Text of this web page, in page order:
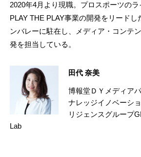
2020年4月より現職。プロスポーツの
PLAY THE PLAY事業の開発をリードし
ンバレーに駐在し、メディア・コンテ
発を担当している。
田代 奈美
博報堂ＤＹメディア
ナレッジイノベーシ
リジェンスグループ
Lab